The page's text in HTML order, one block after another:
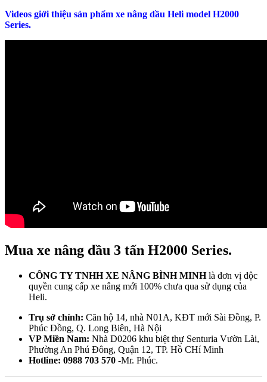
Videos giới thiệu sản phẩm xe nâng dầu Heli model H2000
Series.
Mua xe nâng dầu 3 tấn H2000 Series.
CÔNG TY TNHH XE NÂNG BÌNH MINHlà đơn vị độc
quyền cung cấp xe nâng mới 100% chưa qua sử dụng của
Heli.
Trụ sở chính: Căn hộ 14, nhà N01A, KĐT mới Sài Đồng, P.
Phúc Đồng, Q. Long Biên, Hà Nội
VP Miền Nam: Nhà D0206 khu biệt thự Senturia Vườn Lài,
Phường An Phú Đông, Quận 12, TP. Hồ CHí Minh
Hotline: 0988 703 570 -Mr. Phúc.